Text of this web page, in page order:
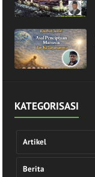
KATEGORISASI
Artikel
Berita